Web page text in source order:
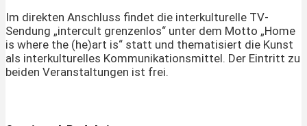
Im direkten Anschluss findet die interkulturelle TV-
Sendung „intercult grenzenlos“ unter dem Motto „Home
is where the (he)art is“ statt und thematisiert die Kunst
als interkulturelles Kommunikationsmittel. Der Eintritt zu
beiden Veranstaltungen ist frei.